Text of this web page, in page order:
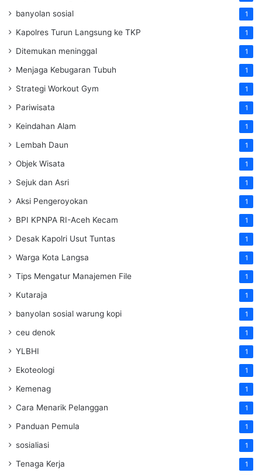
banyolan sosial 1
Kapolres Turun Langsung ke TKP 1
Ditemukan meninggal 1
Menjaga Kebugaran Tubuh 1
Strategi Workout Gym 1
Pariwisata 1
Keindahan Alam 1
Lembah Daun 1
Objek Wisata 1
Sejuk dan Asri 1
Aksi Pengeroyokan 1
BPI KPNPA RI-Aceh Kecam 1
Desak Kapolri Usut Tuntas 1
Warga Kota Langsa 1
Tips Mengatur Manajemen File 1
Kutaraja 1
banyolan sosial warung kopi 1
ceu denok 1
YLBHI 1
Ekoteologi 1
Kemenag 1
Cara Menarik Pelanggan 1
Panduan Pemula 1
sosialiasi 1
Tenaga Kerja 1